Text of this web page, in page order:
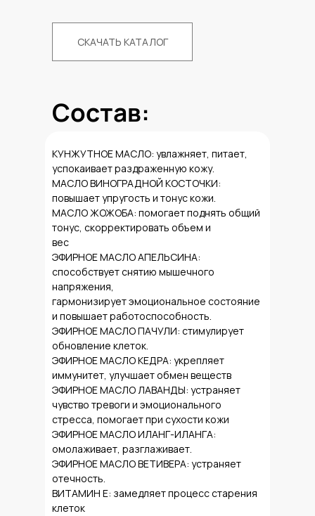
СКАЧАТЬ КАТАЛОГ
Состав:
КУНЖУТНОЕ МАСЛО: увлажняет, питает,
успокаивает раздраженную кожу.
МАСЛО ВИНОГРАДНОЙ КОСТОЧКИ:
повышает упругость и тонус кожи.
МАСЛО ЖОЖОБА: помогает поднять общий
тонус, скорректировать объем и
вес
ЭФИРНОЕ МАСЛО АПЕЛЬСИНА:
способствует снятию мышечного
напряжения,
гармонизирует эмоциональное состояние
и повышает работоспособность.
ЭФИРНОЕ МАСЛО ПАЧУЛИ: стимулирует
обновление клеток.
ЭФИРНОЕ МАСЛО КЕДРА: укрепляет
иммунитет, улучшает обмен веществ
ЭФИРНОЕ МАСЛО ЛАВАНДЫ: устраняет
чувство тревоги и эмоционального
стресса, помогает при сухости кожи
ЭФИРНОЕ МАСЛО ИЛАНГ-ИЛАНГА:
омолаживает, разглаживает.
ЭФИРНОЕ МАСЛО ВЕТИВЕРА: устраняет
отечность.
ВИТАМИН Е: замедляет процесс старения
клеток